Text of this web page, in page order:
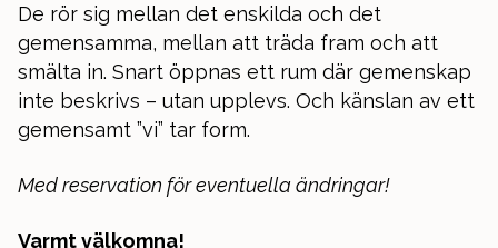
De rör sig mellan det enskilda och det
gemensamma, mellan att träda fram och att
smälta in. Snart öppnas ett rum där gemenskap
inte beskrivs – utan upplevs. Och känslan av ett
gemensamt ”vi” tar form.
Med reservation för eventuella ändringar!
Varmt välkomna!